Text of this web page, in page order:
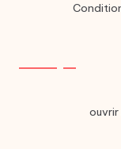
ouvrir